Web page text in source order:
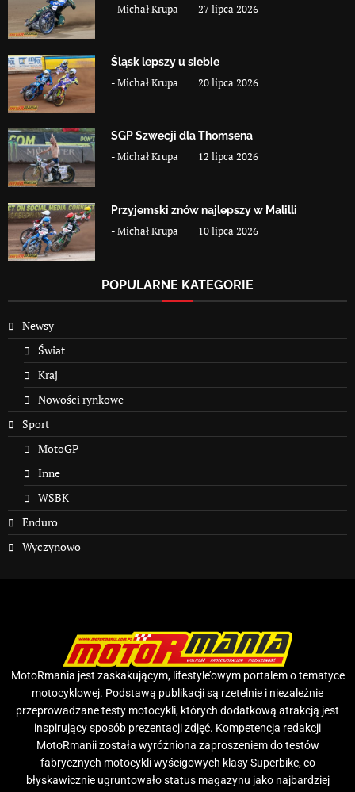
-Michał Krupa 27 lipca 2026
Śląsk lepszy u siebie
-Michał Krupa 20 lipca 2026
SGP Szwecji dla Thomsena
-Michał Krupa 12 lipca 2026
Przyjemski znów najlepszy w Malilli
-Michał Krupa 10 lipca 2026
POPULARNE KATEGORIE
Newsy
Świat
Kraj
Nowości rynkowe
Sport
MotoGP
Inne
WSBK
Enduro
Wyczynowo
MotoRmania jest zaskakującym, lifestyle’owym portalem o tematyce
motocyklowej. Podstawą publikacji są rzetelnie i niezależnie
przeprowadzane testy motocykli, których dodatkową atrakcją jest
inspirujący sposób prezentacji zdjęć. Kompetencja redakcji
MotoRmanii została wyróżniona zaproszeniem do testów
fabrycznych motocykli wyścigowych klasy Superbike, co
błyskawicznie ugruntowało status magazynu jako najbardziej